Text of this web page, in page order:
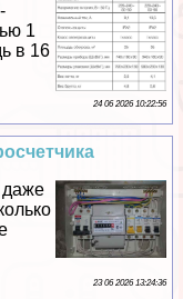
1
в 16
24 06 2026 10:22:56
даже
23 06 2026 13:24:36